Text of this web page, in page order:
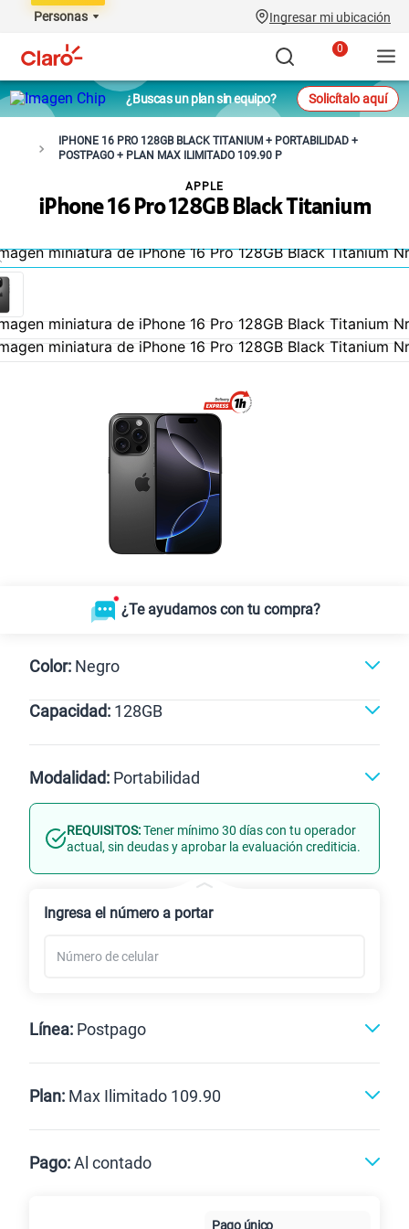
Personas Ingresar mi ubicación
0
¿Buscas un plan sin equipo? Solicítalo aquí
IPHONE 16 PRO 128GB BLACK TITANIUM + PORTABILIDAD +
POSTPAGO + PLAN MAX ILIMITADO 109.90 P
iPhone 16 Pro 128GB Black Titanium
APPLE
¿Te ayudamos con tu compra?
Color: Negro
Capacidad: 128GB
1TB 128GB
Modalidad: Portabilidad
Línea Nueva Portabilidad
REQUISITOS:Tener mínimo 30 días con tu operador
actual, sin deudas y aprobar la evaluación crediticia.
Ingresa el número a portar
Línea: Postpago
Postpago
Plan: Max Ilimitado 109.90
125GBen alta velocidad
Pago:Al contado
Pago único